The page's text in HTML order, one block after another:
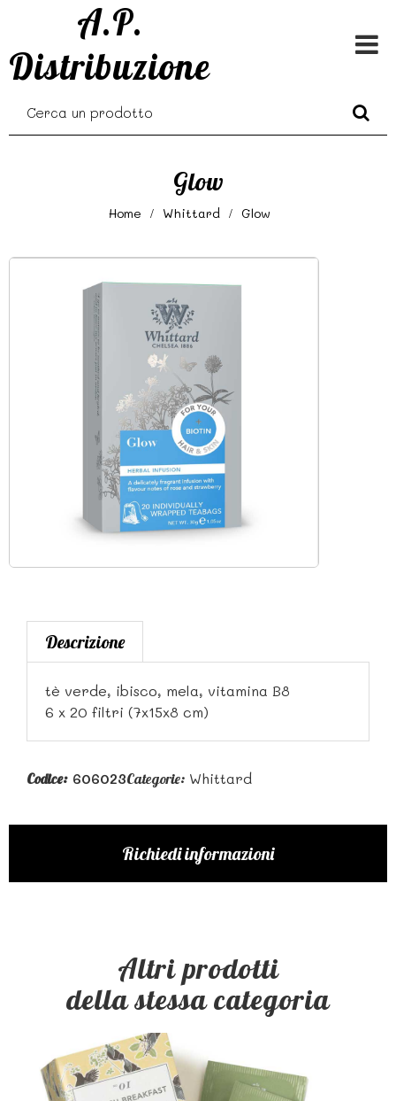
A.P.
Distribuzione
Glow
Home Whittard Glow
Descrizione
tè verde, ibisco, mela, vitamina B8
6 x 20 filtri (7x15x8 cm)
Codice:606023Categorie: Whittard
Richiedi informazioni
Altri prodotti
della stessa categoria